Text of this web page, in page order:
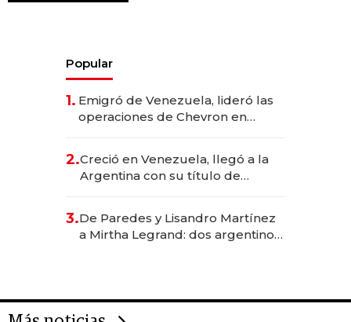
Popular
1. Emigró de Venezuela, lideró las
operaciones de Chevron en
2.Creció en Venezuela, llegó a la
Argentina con su título de
las marcas "fast premium"
3.De Paredes y Lisandro Martínez
a Mirtha Legrand: dos argentinos